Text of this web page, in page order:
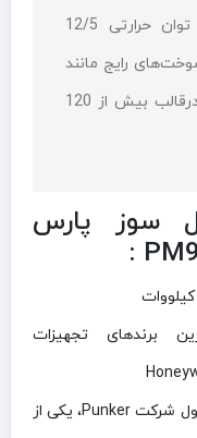
دو‌گانه‌سوز و سه‌گانه‌سوز را با توان حرارتی 12/5
سوخت‌های رایج مانند
گاز، گاز مایع، گازوئیل و مازوت درقالب بیش از 120
سوز پارس
برندهای تجهیزات
شرکت Punker، یکی از